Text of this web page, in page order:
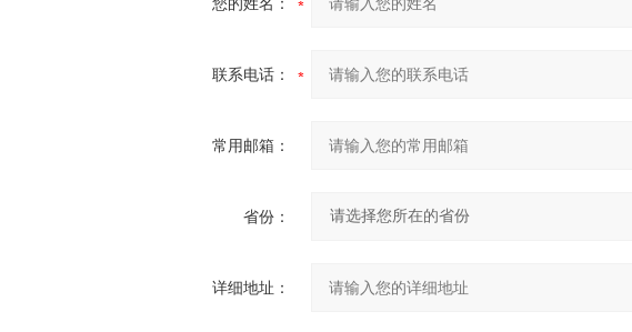
联系电话：
常用邮箱：
省份：
详细地址：